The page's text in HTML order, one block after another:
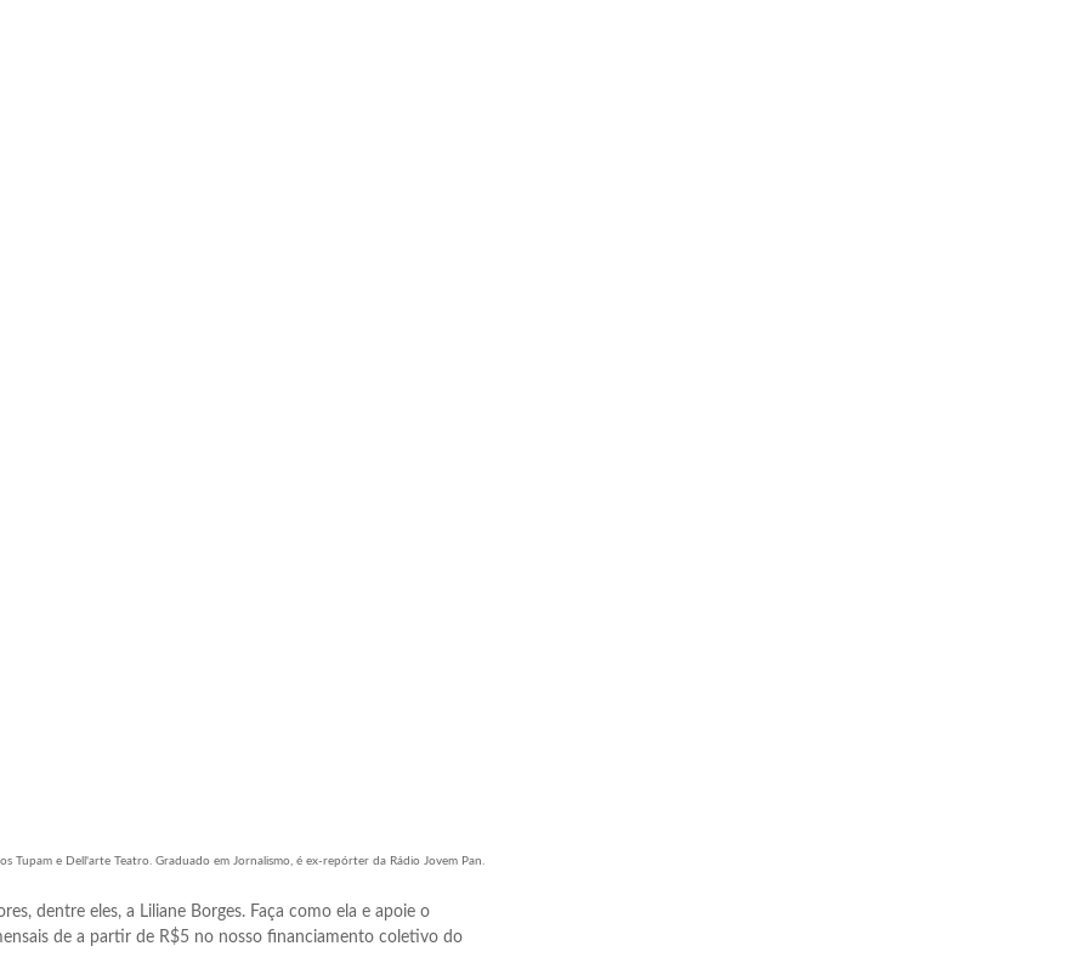
Tupam e Dell'arte Teatro. Graduado em Jornalismo, é ex-repórter da Rádio Jovem Pan.
dentre eles, a Liliane Borges. Faça como ela e apoie o
de a partir de R$5 no nosso financiamento coletivo do